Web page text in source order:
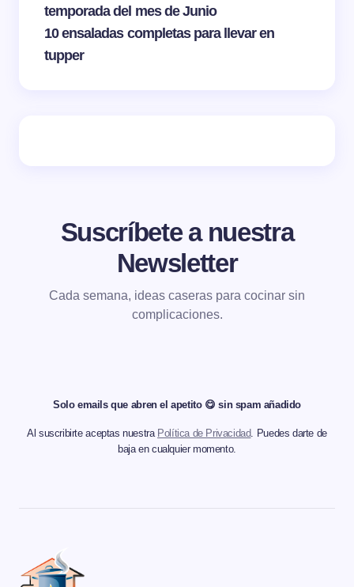
temporada del mes de Junio
10 ensaladas completas para llevar en
tupper
Suscríbete a nuestra
Newsletter
Cada semana, ideas caseras para cocinar sin
complicaciones.
Solo emails que abren el apetito 😋 sin spam añadido
Al suscribirte aceptas nuestra Política de Privacidad. Puedes darte de
baja en cualquier momento.